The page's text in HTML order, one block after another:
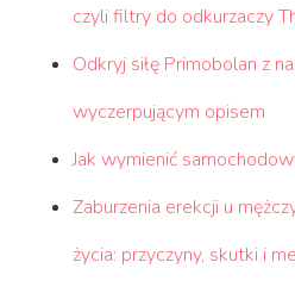
czyli filtry do odkurzaczy
Odkryj siłę Primobolan z
wyczerpującym opisem
Jak wymienić
Zaburzenia erekcji u
życia: przyczyny, skutki i